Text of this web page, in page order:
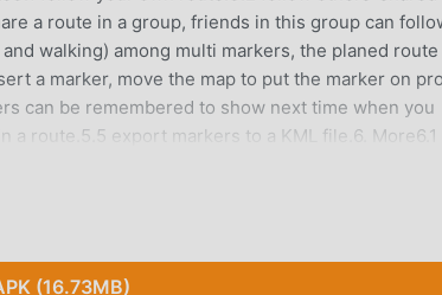
a route in a group, friends in this group can
walking) among multi markers, the planed route
a marker, move the map to put the marker on
can be remembered to show next time when you
route.5.5 export markers to a KML file.6. More6.1
or to connect points to design a route line.The
Photo permission for joining photos with a
for route sharing.Attention:1. Google
are free forever, others need subscription after
(16.73MB)